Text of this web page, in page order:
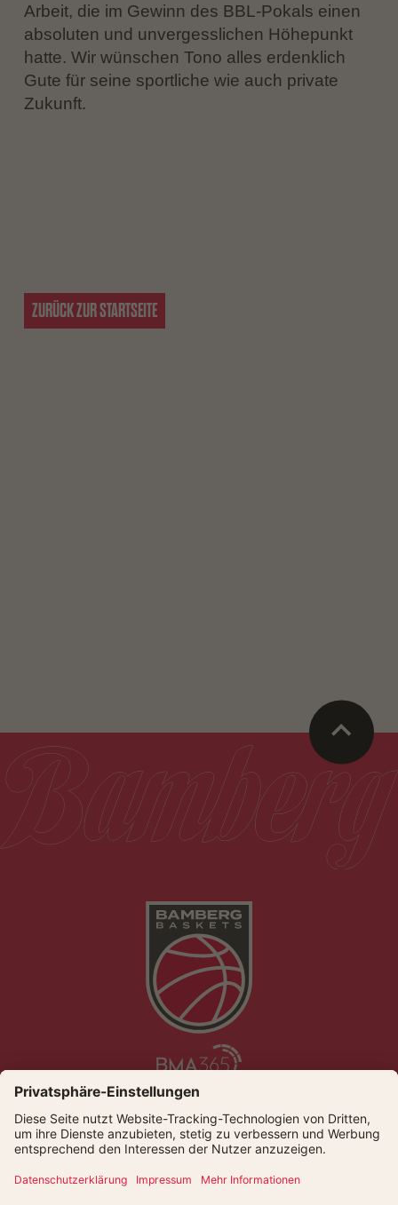
Arbeit, die im Gewinn des BBL-Pokals einen
absoluten und unvergesslichen Höhepunkt
hatte. Wir wünschen Tono alles erdenklich
Gute für seine sportliche wie auch private
Zukunft.
ZURÜCK ZUR STARTSEITE
Die Bamberg Baskets live und auf Abruf bei Dyn
© Bamberger Basketball GmbH
Presse
Datenschutz